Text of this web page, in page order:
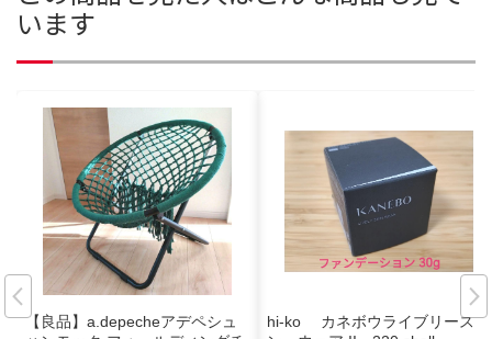
います
【良品】a.depecheアデペシュ
hi-ko カネボウライブリースキ